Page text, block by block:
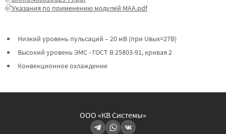
Низкий уровень пульсаций – 20 мВ (при Uвых=27В)
Высокий уровень ЭМС - ГОСТ В 25803-91, кривая 2
Конвекционное охлаждение
Указания по применению модулей МАА.pdf
ООО «КВ Системы»